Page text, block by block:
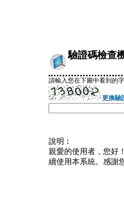
驗證碼檢查
請輸入您在下圖中看到的
更換驗
說明︰
親愛的使用者，您好
續使用本系統。感謝